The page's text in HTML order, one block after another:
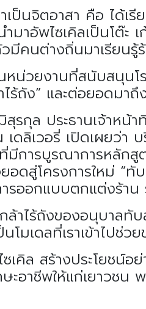
เป็นจิตอาสา คือ ได้เรี
าอัพไซเคิลเป็นโต๊ะ
คนต่างถิ่นมาเรียนรู้ร้
น่วยงานที่สนับสนุนโร
ไร้ถัง” และต่อยอดมา
รกุล ประธานเจ้าหน้
น เดลิเวอรี่ เปิดเผย
การบูรณาการหลักสูต
อดสู่โครงการใหม่ “
ารออกแบบตกแต่งร้า
ล้าไร้ถังของอนุบาลทั
โมเดลที่เราเข้าไปช่
ซเคิล สร้างประโยชน์
อาชีพให้แก่เยาวชน